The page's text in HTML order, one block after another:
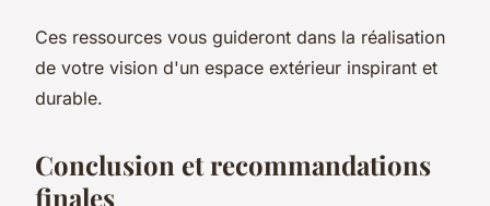
Ces ressources vous guideront dans la réalisation
de votre vision d'un espace extérieur inspirant et
durable.
Conclusion et recommandations
finales